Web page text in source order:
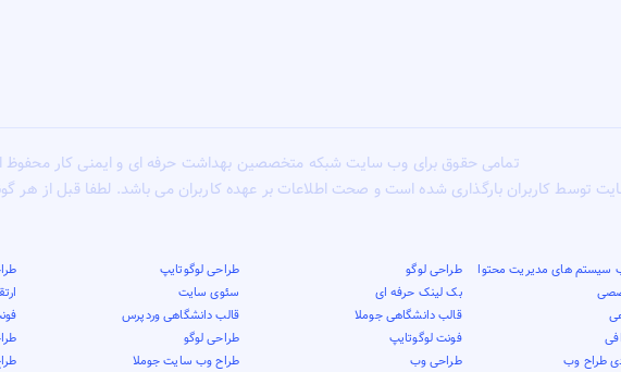
تمامی حقوق برای وب سایت شبکه متخصصین بهداشت حرفه ای و ایمنی کار
توسط کاربران بارگذاری شده است و صحت اطلاعات بر عهده کاربران می باشد. لطفا قبل از هر
سیستم های مدیریت محتوا طراحی لوگو طراحی لوگوتایپ
بک لینک حرفه ای سئوی سایت
قالب دانشگاهی جوملا قالب دانشگاهی وردپرس
فونت لوگوتایپ طراحی لوگو
طراح وب طراحی وب طراح وب سایت جوملا